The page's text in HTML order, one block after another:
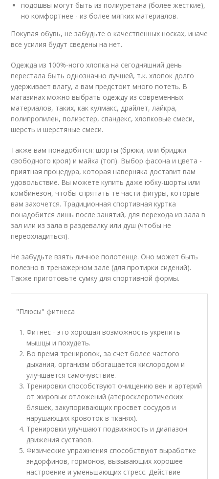
подошвы могут быть из полиуретана (более жесткие),
но комфортнее - из более мягких материалов.
Покупая обувь, не забудьте о качественных носках, иначе
все усилия будут сведены на нет.
Одежда из 100%-ного хлопка на сегодняшний день
перестала быть однозначно лучшей, т.к. хлопок долго
удерживает влагу, а вам предстоит много потеть. В
магазинах можно выбрать одежду из современных
материалов, таких, как кулмакс, драйлет, лайкра,
полипропилен, полиэстер, спандекс, хлопковые смеси,
шерсть и шерстяные смеси.
Также вам понадобятся: шорты (брюки, или бриджи
свободного кроя) и майка (топ). Выбор фасона и цвета -
приятная процедура, которая наверняка доставит вам
удовольствие. Вы можете купить даже юбку-шорты или
комбинезон, чтобы спрятать те части фигуры, которые
вам захочется. Традиционная спортивная куртка
понадобится лишь после занятий, для перехода из зала в
зал или из зала в раздевалку или душ (чтобы не
переохладиться).
Не забудьте взять личное полотенце. Оно может быть
полезно в тренажерном зале (для протирки сидений).
Также приготовьте сумку для спортивной формы.
"Плюсы" фитнеса
Фитнес - это хорошая возможность укрепить
мышцы и похудеть.
Во время тренировок, за счет более частого
дыхания, организм обогащается кислородом и
улучшается самочувствие.
Тренировки способствуют очищению вен и артерий
от жировых отложений (атеросклеротических
бляшек, закупоривающих просвет сосудов и
нарушающих кровоток в тканях).
Тренировки улучшают подвижность и диапазон
движения суставов.
Физические упражнения способствуют выработке
эндорфинов, гормонов, вызывающих хорошее
настроение и уменьшающих стресс. Действие